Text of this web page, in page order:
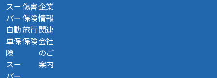
スー
パー
自動
車保
険
スー
パー
傷害
保険
旅行
保険
企業
情報
関連
会社
のご
案内